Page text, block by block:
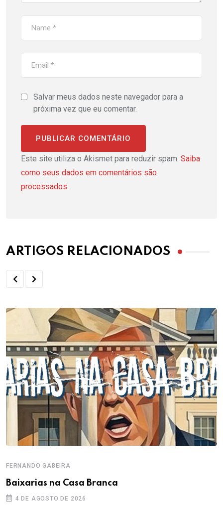
Salvar meus dados neste navegador para a
próxima vez que eu comentar.
Este site utiliza o Akismet para reduzir spam. Saiba
como seus dados em comentários são
processados.
ARTIGOS RELACIONADOS
FERNANDO GABEIRA
Baixarias na Casa Branca
4 DE AGOSTO DE 2026